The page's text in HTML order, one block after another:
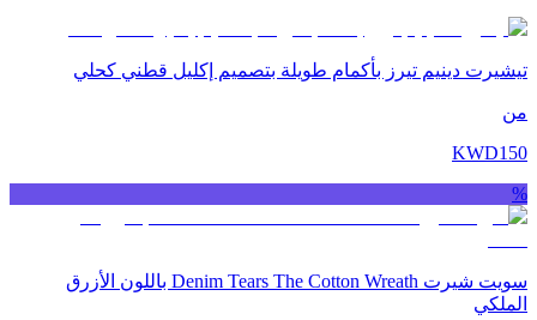
تيشيرت دينيم تيرز بأكمام طويلة بتصميم إكليل قطني كحلي
من
KWD150
%
سويت شيرت Denim Tears The Cotton Wreath باللون الأزرق
الملكي